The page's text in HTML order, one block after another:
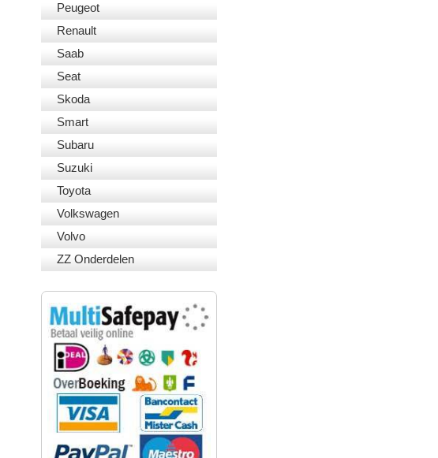
Peugeot
Renault
Saab
Seat
Skoda
Smart
Subaru
Suzuki
Toyota
Volkswagen
Volvo
ZZ Onderdelen